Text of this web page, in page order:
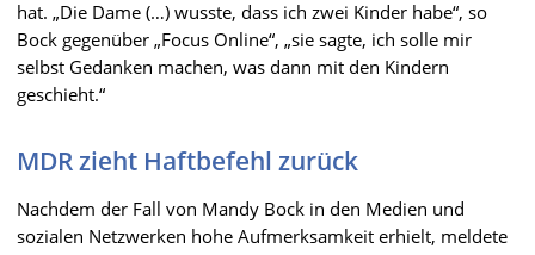
hat. „Die Dame (…) wusste, dass ich zwei Kinder habe“, so
Bock gegenüber „Focus Online“, „sie sagte, ich solle mir
selbst Gedanken machen, was dann mit den Kindern
geschieht.“
MDR zieht Haftbefehl zurück
Nachdem der Fall von Mandy Bock in den Medien und
sozialen Netzwerken hohe Aufmerksamkeit erhielt, meldete